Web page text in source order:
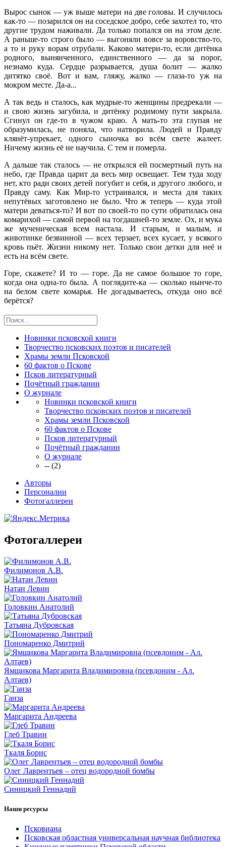
Вырос сынок — уж выше матери на две головы. И случилось
как-то — позарился он на соседское добро, себе захотел то, что
другие трудом наживали. Да только попался он на этом деле.
А раньше-то строго было — выгоняли вовсе за воровство-то,
а то и руку ворам отрубали. Каково матери-то, если дитёнка
родного, вынянченного, единственного — да за порог,
незнамо куда. Сердце разрывается, душа болит — жалко
дитятко своё. Вот и вам, гляжу, жалко — глаза-то уж на
мокром месте. Да-а...
А так ведь и сталось, как мудрые-то женщины предрекали —
и свою жизнь загубила, и дитёнку родимому пути закрыла.
Сгинул он где-то в чужом краю. А мать-то эта глупая не
образумилась, не поняла, что натворила. Людей и Правду
клянёт-упрекает, одного сыночка во всём свете жалеет.
Ничему жизнь её не научила. С тем и померла.
А дальше так сталось — не открылся ей посмертный путь на
небо, где Правда царит да весь мир освещает. Тем туда ходу
нет, кто ради своих детей погубит и себя, и другого любого, и
Правду саму. Как Мир-то устраивался, и места для таких
непутёвых заготовлено не было. Что ж теперь — куда этой
матери деваться-то? И вот по своей-то по сути обратилась она
комарихой — самой первой на тогдашней-то земле. Ох, и мука
же мученическая всем настала. И старым, и малым, и
животинке безвинной — всех терзает, всех кусает, у всякого
кровь пьёт. Жизни никому нет. Только свои детки для неё и
есть на всём свете.
Горе, скажете? И то — горе. Да не самое большое то горе,
когда она одна-то была. А поглядите-ка — сколько нынче-то
на белом свете комарья. Не догадываетесь, откуда оно всё
берётся?
Новинки псковской книги
Творчество псковских поэтов и писателей
Храмы земли Псковской
60 фактов о Пскове
Псков литературный
Почётный гражданин
О журнале
Новинки псковской книги
Творчество псковских поэтов и писателей
Храмы земли Псковской
60 фактов о Пскове
Псков литературный
Почётный гражданин
О журнале
-- (2)
Авторы
Персоналии
Фотогаллереи
Фотогаллереи
Филимонов А.В.
Натан Левин
Головкин Анатолий
Татьяна Дубровская
Пономаренко Дмитрий
Ямщикова Маргарита Владимировна (псевдоним - Ал.
Алтаев)
Ганза
Маргарита Андреева
Глеб Травин
Ткаля Борис
Олег Лаврентьев – отец водородной бомбы
Синицкий Геннадий
Наши ресурсы
Псковиана
Псковская областная универсальная научная библиотека